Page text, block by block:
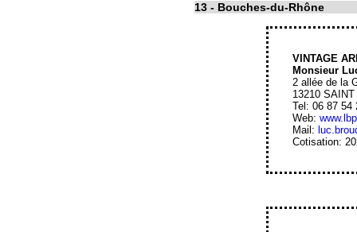
13 - Bouches-du-Rhône
VINTAGE
Monsieur
2 allée de la
13210
Tel: 06 87 54
Web:
Mail:
Cotisation: